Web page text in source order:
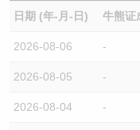
日期 (年-月-日) 牛熊证
2026-08-06 -
2026-08-05 -
2026-08-04 -